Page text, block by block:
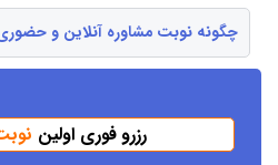
چگونه نوبت مشاوره آنلاین و
رزرو فوری اولین